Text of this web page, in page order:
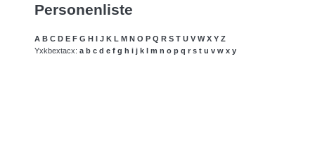
Personenliste
A B C D E F G H I J K L M N O P Q R S T U V W X Y Z
Yxkbextacx: a b c d e f g h i j k l m n o p q r s t u v w x y